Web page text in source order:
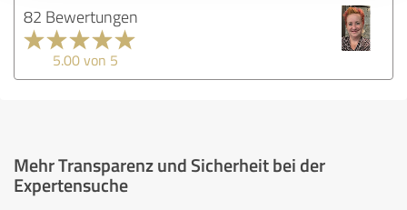
82 Bewertungen
5.00 von 5
Mehr Transparenz und Sicherheit bei der
Expertensuche